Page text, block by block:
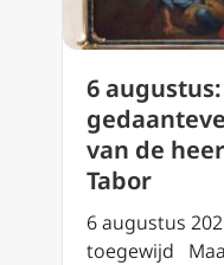
6
van de
Tabor
6 augustus
toegewijd